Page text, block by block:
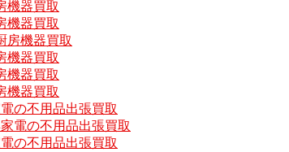
機器買取
機器買取
房機器買取
機器買取
機器買取
機器買取
の不用品出張買取
電の不用品出張買取
の不用品出張買取